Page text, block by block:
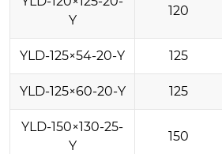
Y
120
YLD-125×54-20-Y 125
YLD-125×60-20-Y 125
YLD-150×130-25-
Y
150